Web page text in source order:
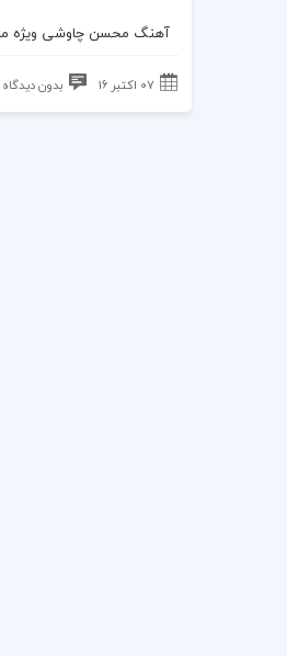
آهنگ محسن چاوشی ویژه
07 اکتبر 16 بدون دیدگاه